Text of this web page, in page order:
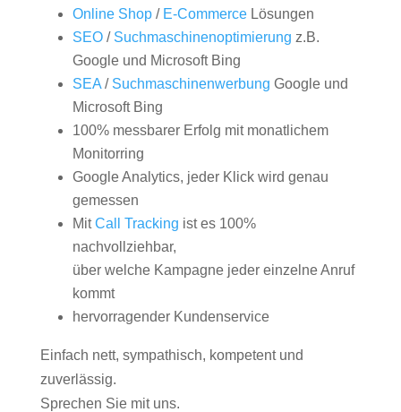
Online Shop/ E-CommerceLösungen
SEO/ Suchmaschinenoptimierung z.B.
Google und Microsoft Bing
SEA/ Suchmaschinenwerbung Google und
Microsoft Bing
100% messbarer Erfolg mit monatlichem
Monitorring
Google Analytics, jeder Klick wird genau
gemessen
MitCall Tracking ist es 100%
nachvollziehbar,
über welche Kampagne jeder einzelne Anruf
kommt
hervorragender Kundenservice
Einfach nett, sympathisch, kompetent und
zuverlässig.
Sprechen Sie mit uns.